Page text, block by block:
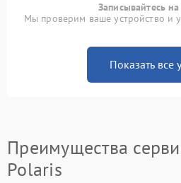
Записывайтесь
Мы проверим ваше устройство и
Показать все
Преимущества
Polaris